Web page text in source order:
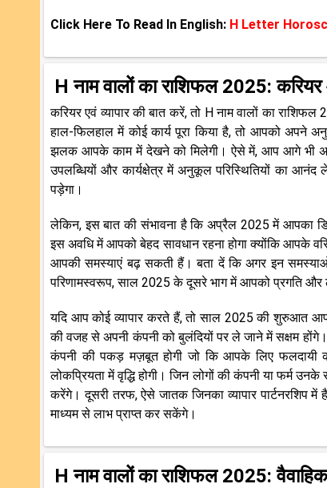
Click Here To Read In English: H Letter
H नाम वालों का राशिफल 2025: करियर
करियर एवं व्यापार की बात करें, तो H नाम वालों का
हाल-फिलहाल में कोई कार्य पूरा किया है, तो आपको अपने
झलक आपके काम में देखने को मिलेगी। ऐसे में, आप आगे भी
उपलब्धियों और कार्यक्षेत्र में अनुकूल परिस्थितियों का
पड़ेगा।
लेकिन, इस बात की संभावना है कि अप्रैल 2025 में आपका
इस अवधि में आपको बेहद सावधान रहना होगा क्योंकि आपके
आपकी समस्याएं बढ़ सकती हैं। बता दें कि अगर इन
परिणामस्वरूप, साल 2025 के दूसरे भाग में आपको प्रगति और
यदि आप कोई व्यापार करते हैं, तो साल 2025 की शुरुआत
की वजह से अपनी कंपनी को बुलंदियों पर ले जाने में सक्षम
कंपनी की पकड़ मज़बूत होगी जो कि आपके लिए फलदायी
लोकप्रियता में वृद्धि होगी। जिन लोगों की कंपनी या फर्म
करेंगे। दूसरी तरफ, ऐसे जातक जिनका व्यापार पार्टनरशिप
माध्यम से लाभ प्राप्त कर सकेंगे।
H नाम वालों का राशिफल 2025: